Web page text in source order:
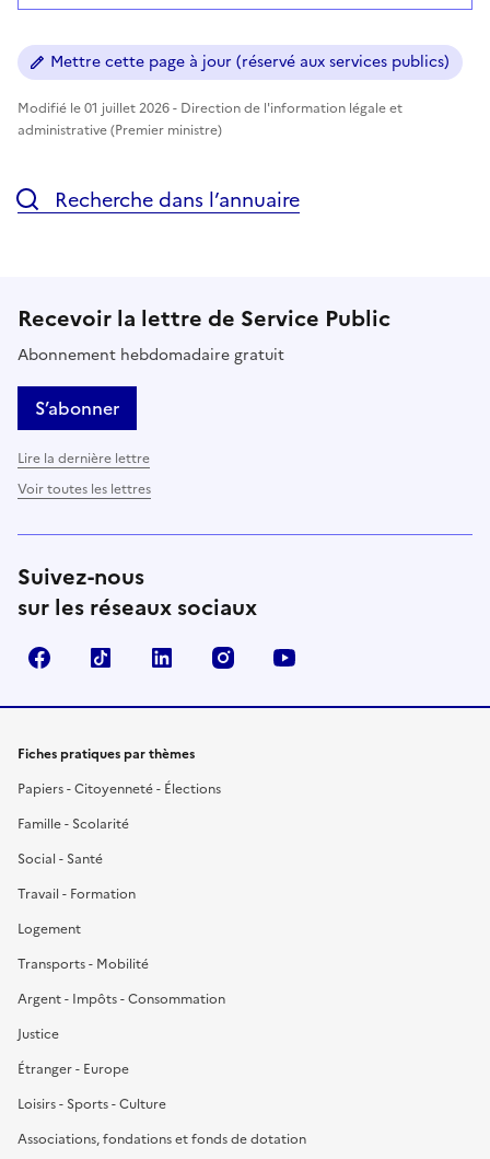
Mettre cette page à jour (réservé aux services publics)
Modifié le 01 juillet 2026 - Direction de l'information légale et
administrative (Premier ministre)
Recherche dans l’annuaire
Recevoir la lettre de Service Public
Abonnement hebdomadaire gratuit
S’abonner
Lire la dernière lettre
Voir toutes les lettres
Suivez-nous
sur les réseaux sociaux
FacebookTikTok LinkedIn Instagram
Fiches pratiques par thèmes
Papiers - Citoyenneté - Élections
Famille - Scolarité
Social - Santé
Travail - Formation
Logement
Transports - Mobilité
Argent - Impôts - Consommation
Justice
Étranger - Europe
Loisirs - Sports - Culture
Associations, fondations et fonds de dotation